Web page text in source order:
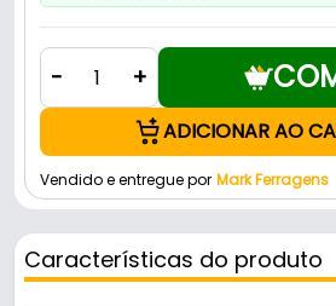
- +
ADICIONAR AO
Vendido e entregue por Mark Ferragens
Características do produto